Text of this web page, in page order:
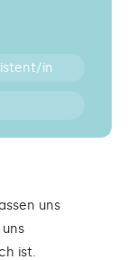
in
uns
ist.